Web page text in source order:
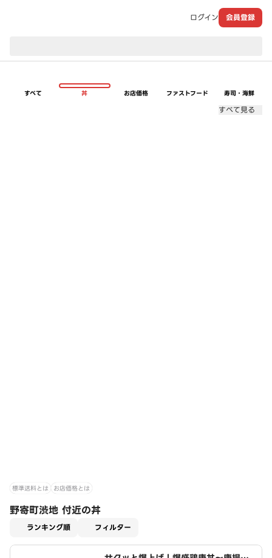
ログイン 会員登録
すべて 丼 お店価格 ファストフード 寿司・海鮮
すべて見る
標準送料とは お店価格とは
野寄町渋地 付近の丼
ランキング順 フィルター